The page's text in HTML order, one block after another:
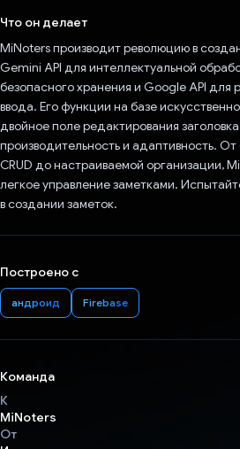
Что он делает
MiNoters производит революцию в
Gemini API для интеллектуальной
безопасного хранения и Google API для
ввода. Его функции на базе
двойное поле редактирования
производительность и адаптивность.
CRUD до настраиваемой организации,
легкое управление заметками.
в создании заметок.
Построено с
андроид Firebase
Команда
К
MiNoters
От